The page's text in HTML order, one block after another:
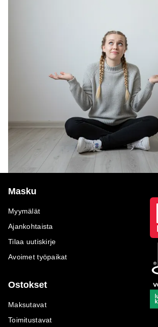
Masku
Myymälät
Ajankohtaista
Tilaa uutiskirje
Avoimet työpaikat
Ostokset
Maksutavat
Toimitustavat